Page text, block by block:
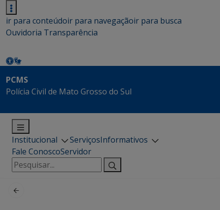
ir para conteúdoir para navegaçãoir para busca
Ouvidoria Transparência
PCMS
Polícia Civil de Mato Grosso do Sul
Institucional ServiçosInformativos
Fale ConoscoServidor
Pesquisar
por: